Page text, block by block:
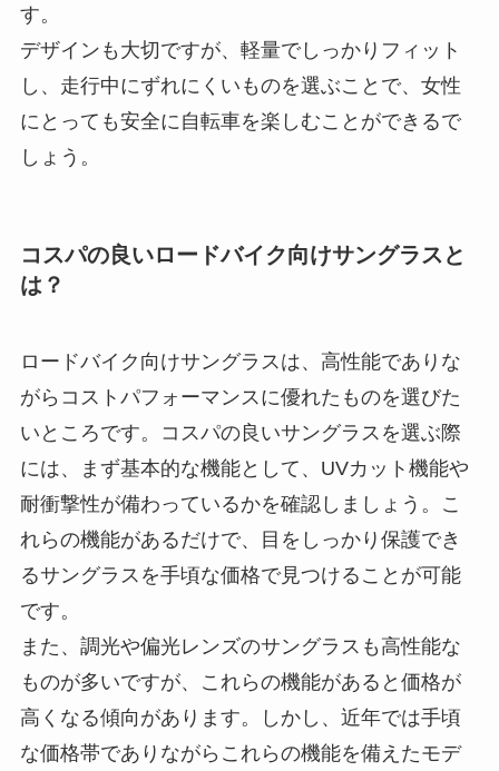
す。
デザインも大切ですが、軽量でしっかりフィット
し、走行中にずれにくいものを選ぶことで、女性
にとっても安全に自転車を楽しむことができるで
しょう。
コスパの良いロードバイク向けサングラスと
は？
ロードバイク向けサングラスは、高性能でありな
がらコストパフォーマンスに優れたものを選びた
いところです。コスパの良いサングラスを選ぶ際
には、まず基本的な機能として、UVカット機能や
耐衝撃性が備わっているかを確認しましょう。こ
れらの機能があるだけで、目をしっかり保護でき
るサングラスを手頃な価格で見つけることが可能
です。
また、調光や偏光レンズのサングラスも高性能な
ものが多いですが、これらの機能があると価格が
高くなる傾向があります。しかし、近年では手頃
な価格帯でありながらこれらの機能を備えたモデ